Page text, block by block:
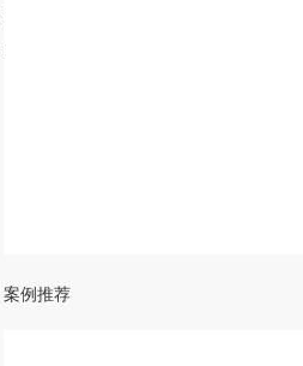
案例推荐